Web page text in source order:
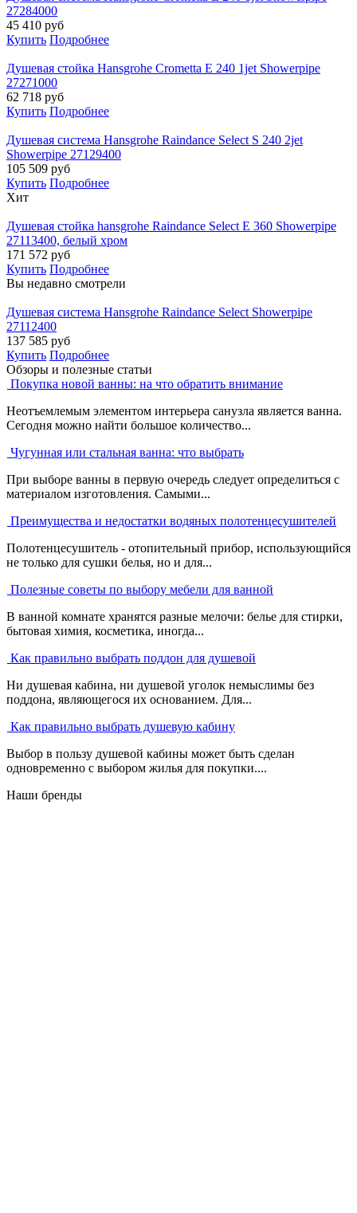
27284000
45 410 руб
Купить Подробнее
Душевая стойка Hansgrohe Crometta Е 240 1jet Showerpipe
27271000
62 718 руб
Купить Подробнее
Душевая система Hansgrohe Raindance Select S 240 2jet
Showerpipe 27129400
105 509 руб
Купить Подробнее
Хит
Душевая стойка hansgrohe Raindance Select E 360 Showerpipe
27113400, белый хром
171 572 руб
Купить Подробнее
Вы недавно смотрели
Душевая система Hansgrohe Raindance Select Showerpipe
27112400
137 585 руб
Купить Подробнее
Обзоры и полезные статьи
Покупка новой ванны: на что обратить внимание
Неотъемлемым элементом интерьера санузла является ванна.
Сегодня можно найти большое количество...
Чугунная или стальная ванна: что выбрать
При выборе ванны в первую очередь следует определиться с
материалом изготовления. Самыми...
Преимущества и недостатки водяных полотенцесушителей
Полотенцесушитель - отопительный прибор, использующийся
не только для сушки белья, но и для...
Полезные советы по выбору мебели для ванной
В ванной комнате хранятся разные мелочи: белье для стирки,
бытовая химия, косметика, иногда...
Как правильно выбрать поддон для душевой
Ни душевая кабина, ни душевой уголок немыслимы без
поддона, являющегося их основанием. Для...
Как правильно выбрать душевую кабину
Выбор в пользу душевой кабины может быть сделан
одновременно с выбором жилья для покупки....
Наши бренды